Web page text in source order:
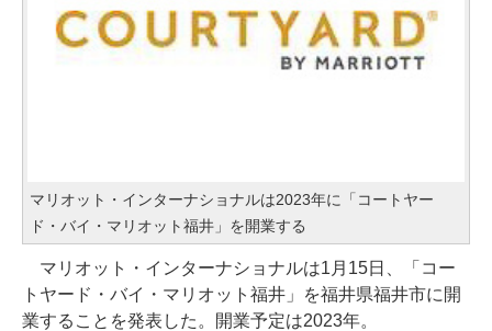
マリオット・インターナショナルは2023年に「コートヤー
ド・バイ・マリオット福井」を開業する
マリオット・インターナショナルは1月15日、「コー
トヤード・バイ・マリオット福井」を福井県福井市に開
業することを発表した。開業予定は2023年。